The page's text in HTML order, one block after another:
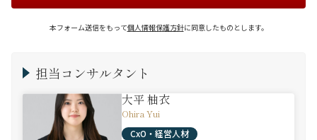
本フォーム送信をもって個人情報保護方針に同意したものとします。
担当コンサルタント
大平 柚衣
Ohira Yui
CxO・経営人材